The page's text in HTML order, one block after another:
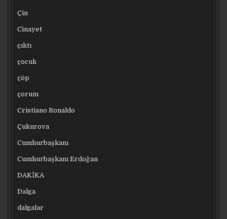
Çin
Cinayet
çıktı
çocuk
çöp
çorum
Cristiano Ronaldo
Çukurova
Cumhurbaşkanı
Cumhurbaşkanı Erdoğan
DAKİKA
Dalga
dalgalar